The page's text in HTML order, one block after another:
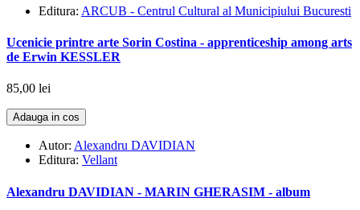
Editura: ARCUB - Centrul Cultural al Municipiului Bucuresti
Ucenicie printre arte Sorin Costina - apprenticeship among arts
de Erwin KESSLER
85,00 lei
Adauga in cos
Autor: Alexandru DAVIDIAN
Editura: Vellant
Alexandru DAVIDIAN - MARIN GHERASIM - album